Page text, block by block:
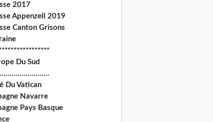
2017
Appenzell 2019
Canton Grisons
Du Sud
Du Vatican
Navarre
Pays Basque